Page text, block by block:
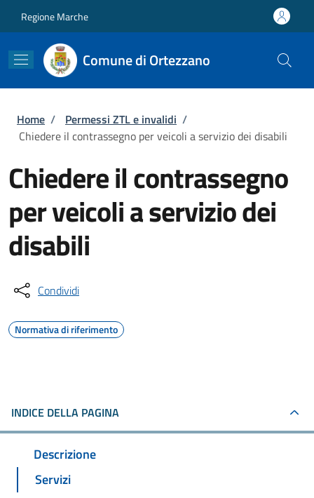
Regione Marche
Comune di Ortezzano
Briciole di pane
Home / Permessi ZTL e invalidi /
Chiedere il contrassegno per veicoli a servizio dei disabili
Chiedere il contrassegno
per veicoli a servizio dei
disabili
Condividi
Normativa di riferimento
INDICE DELLA PAGINA
Descrizione
Servizi